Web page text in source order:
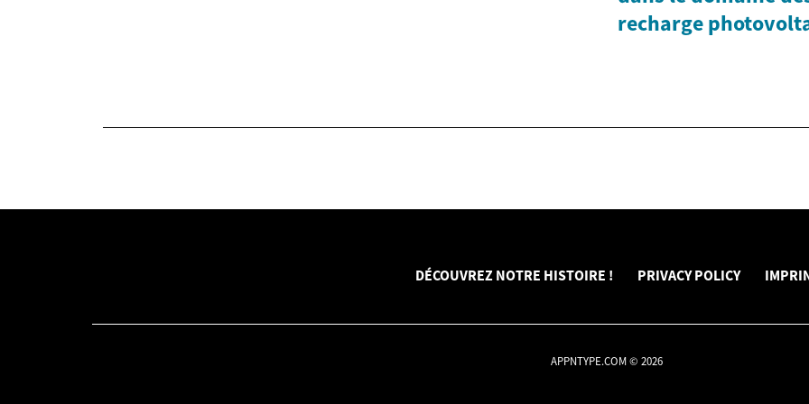
recharge
DÉCOUVREZ NOTRE HISTOIRE ! PRIVACY POLICY
APPNTYPE.COM © 2026